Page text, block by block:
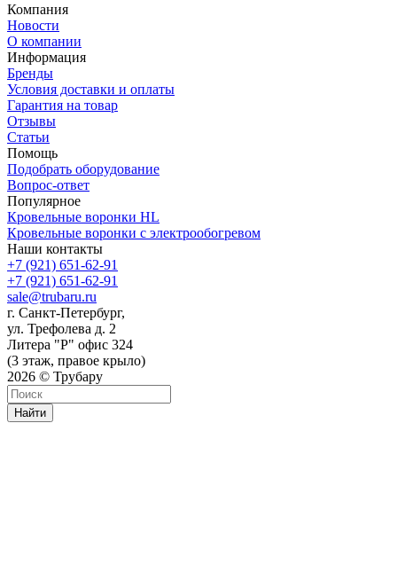
Компания
Новости
О компании
Информация
Бренды
Условия доставки и оплаты
Гарантия на товар
Отзывы
Статьи
Помощь
Подобрать оборудование
Вопрос-ответ
Популярное
Кровельные воронки HL
Кровельные воронки с электрообогревом
Наши контакты
+7 (921) 651-62-91
+7 (921) 651-62-91
sale@trubaru.ru
г. Санкт-Петербург,
ул. Трефолева д. 2
Литера "Р" офис 324
(3 этаж, правое крыло)
2026 © Трубару
Найти